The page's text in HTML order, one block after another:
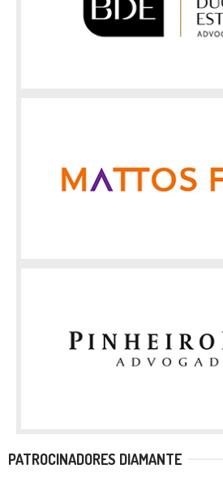
PATROCINADORES DIAMANTE